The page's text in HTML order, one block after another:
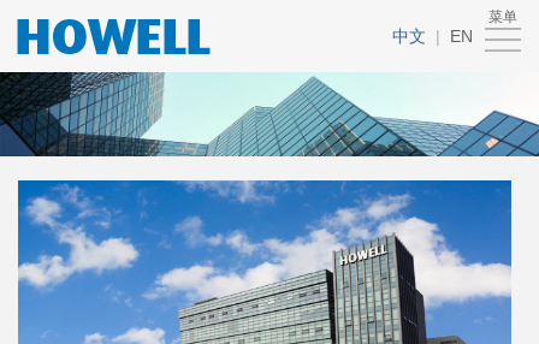
菜单
中文 | EN
页
关
于
产